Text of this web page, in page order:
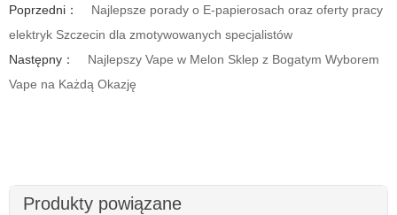
Poprzedni：
Najlepsze porady o E-papierosach oraz oferty pracy
elektryk Szczecin dla zmotywowanych specjalistów
Następny：
Najlepszy Vape w Melon Sklep z Bogatym Wyborem
Vape na Każdą Okazję
Produkty powiązane